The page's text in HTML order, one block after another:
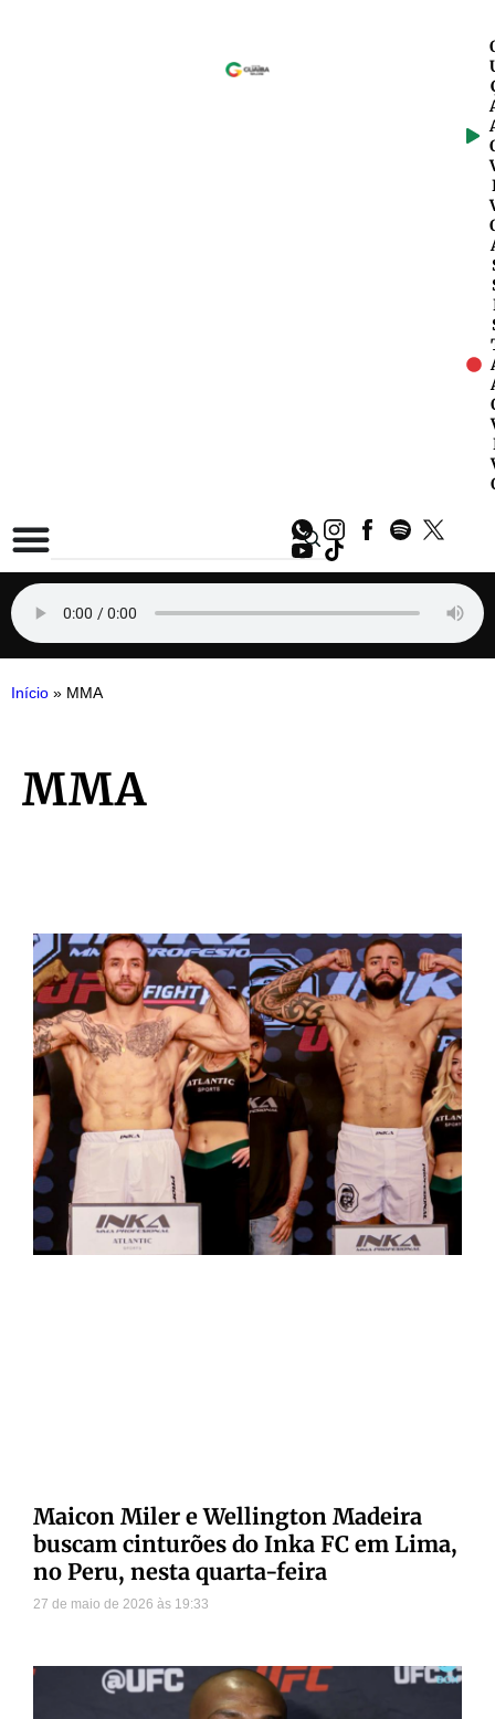
Início » MMA
MMA
Maicon Miler e Wellington Madeira
buscam cinturões do Inka FC em Lima,
no Peru, nesta quarta-feira
27 de maio de 2026 19:33